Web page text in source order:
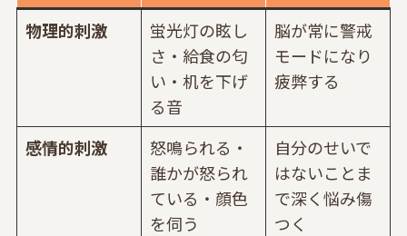
物理的刺激
蛍光灯の眩し
さ・給食の匂
い・机を下げ
る音
脳が常に警戒
モードになり
疲弊する
感情的刺激
怒鳴られる・
誰かが怒られ
ている・顔色
を伺う
自分のせいで
はないことま
で深く悩み傷
つく